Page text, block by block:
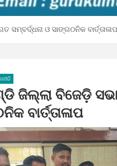
ଓ ସାଙ୍ଗଠନିକ ବାର୍ତ୍ତାଳାପ
ଜିଲ୍ଲା ବିଜେଡ଼ି
ବାର୍ତ୍ତାଳାପ